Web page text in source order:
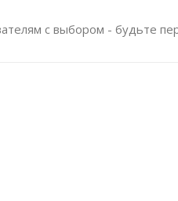
с выбором - будьте